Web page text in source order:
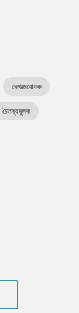
দেশাত্মবোধক
চৈতন্যমূলক